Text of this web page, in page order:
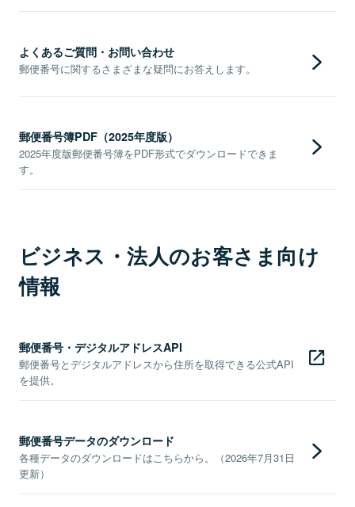
よくあるご質問・お問い合わせ
郵便番号に関するさまざまな疑問にお答えします。
郵便番号簿PDF（2025年度版）
2025年度版郵便番号簿をPDF形式でダウンロードできま
す。
ビジネス・法人のお客さま向け
情報
郵便番号・デジタルアドレスAPI
郵便番号とデジタルアドレスから住所を取得できる公式API
を提供。
郵便番号データのダウンロード
各種データのダウンロードはこちらから。（2026年7月31日
更新）